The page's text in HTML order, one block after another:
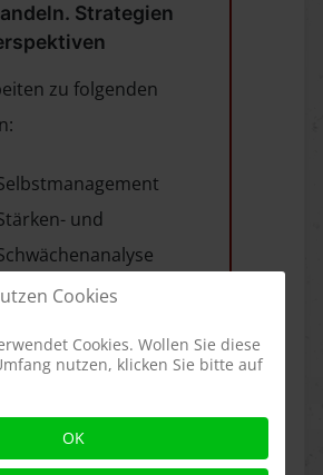
Strategien
zu folgenden
und
Profil
Personen
eigenen Handelns und
Cookies
Cookies. Wollen Sie diese
nutzen, klicken Sie bitte auf
OK